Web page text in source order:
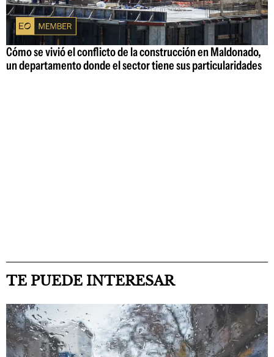
Cómo se vivió el conflicto de la construcción en Maldonado,
un departamento donde el sector tiene sus particularidades
TE PUEDE INTERESAR